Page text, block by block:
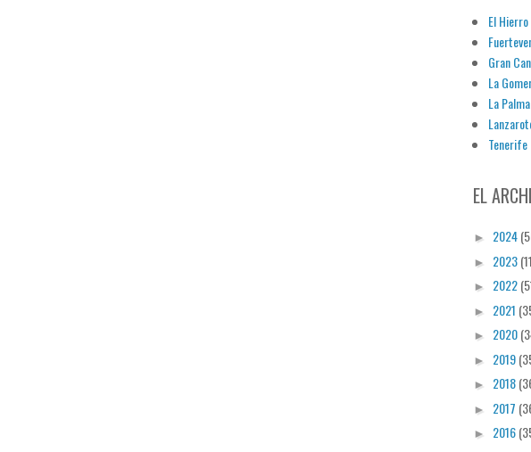
El Hierro
Gran
La
La Palma
Tenerife
EL
► 2024
► 2023
► 2022
► 2021
► 2020
► 2019
► 2018
► 2017
► 2016